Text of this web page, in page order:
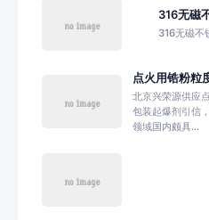
316无磁
316无磁不
点火用锆粉粒
北京兴荣源供应
包装起爆剂引信
领域国内颇具...